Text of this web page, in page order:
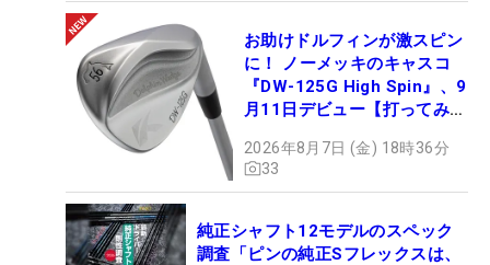
お助けドルフィンが激スピン
に！ ノーメッキのキャスコ
『DW-125G High Spin』、9
月11日デビュー【打ってみ
2026年8月7日 (金) 18時36分
33
純正シャフト12モデルのスペック
調査「ピンの純正Sフレックスは、